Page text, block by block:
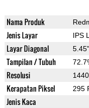
Nama Produk
Jenis Layar IPS
Layar Diagonal 5.45"
Tampilan / Tubuh
Resolusi
Kerapatan Piksel 295
Jenis Kaca